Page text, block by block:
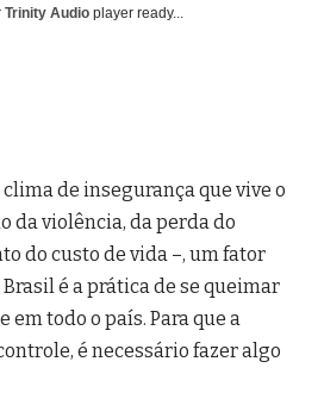
Trinity Audio player ready...
de insegurança que vive o
da violência, da perda do
do custo de vida –, um fator
é a prática de se queimar
em todo o país. Para que a
é necessário fazer algo